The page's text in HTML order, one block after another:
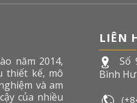
năm 2014,
thiết kế, mô
và am
của nhiều
LIÊN
Số
Bình